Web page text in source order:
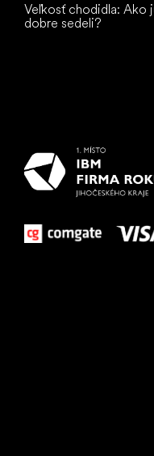
Veľkosť chodidla: Ako
dobre sedeli?